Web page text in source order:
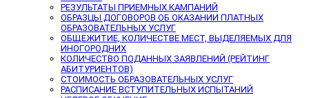
РЕЗУЛЬТАТЫ ПРИЕМНЫХ КАМПАНИЙ
ОБРАЗЦЫ ДОГОВОРОВ ОБ ОКАЗАНИИ ПЛАТНЫХ
ОБРАЗОВАТЕЛЬНЫХ УСЛУГ
ОБЩЕЖИТИЕ, КОЛИЧЕСТВЕ МЕСТ, ВЫДЕЛЯЕМЫХ ДЛЯ
ИНОГОРОДНИХ
КОЛИЧЕСТВО ПОДАННЫХ ЗАЯВЛЕНИЙ (РЕЙТИНГ
АБИТУРИЕНТОВ)
СТОИМОСТЬ ОБРАЗОВАТЕЛЬНЫХ УСЛУГ
РАСПИСАНИЕ ВСТУПИТЕЛЬНЫХ ИСПЫТАНИЙ